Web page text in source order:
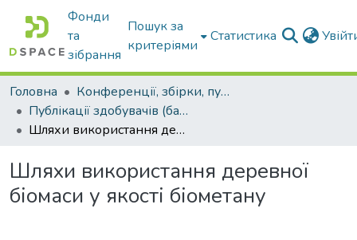
Фонди
та
зібрання
Пошук за
критеріями
Статистика
Головна
Конференції, збірки, публікації молодих вчених і здобувачів : магістрів, бакалаврів, аспірантів.
Публікації здобувачів (бакалаврів. магістрів, аспірантів)
Шляхи використання деревної біомаси у якості біометану
Шляхи використання деревної
біомаси у якості біометану